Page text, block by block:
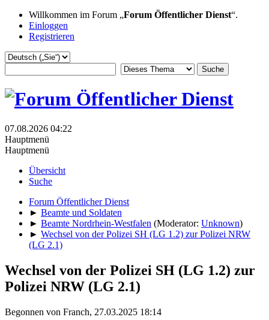
Willkommen im Forum „Forum Öffentlicher Dienst“.
Einloggen
Registrieren
07.08.2026 04:22
Hauptmenü
Hauptmenü
Übersicht
Suche
Forum Öffentlicher Dienst
► Beamte und Soldaten
► Beamte Nordrhein-Westfalen (Moderator: Unknown)
► Wechsel von der Polizei SH (LG 1.2) zur Polizei NRW
(LG 2.1)
Wechsel von der Polizei SH (LG 1.2) zur
Polizei NRW (LG 2.1)
Begonnen von Franch, 27.03.2025 18:14